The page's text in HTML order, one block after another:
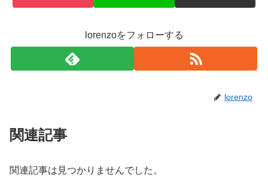
lorenzoをフォローする
lorenzo
関連記事
関連記事は見つかりませんでした。